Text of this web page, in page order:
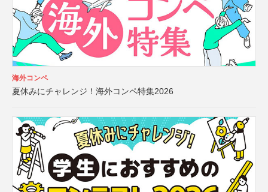
海外コンペ
夏休みにチャレンジ！海外コンペ特集2026